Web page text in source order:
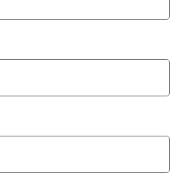
Amortecedores